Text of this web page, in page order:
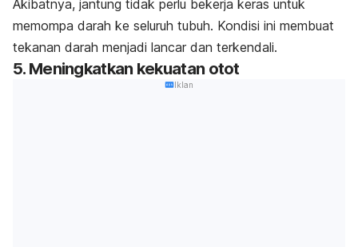
Akibatnya, jantung tidak perlu bekerja keras untuk
memompa darah ke seluruh tubuh. Kondisi ini membuat
tekanan darah menjadi lancar dan terkendali.
5. Meningkatkan kekuatan otot
Iklan